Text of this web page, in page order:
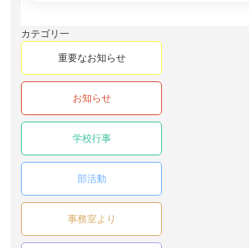
カテゴリ一
重要なお知らせ
お知らせ
学校行事
部活動
事務室より